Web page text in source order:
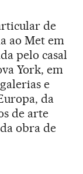
de
ao Met em
pelo casal
York, em
e
da
de arte
obra de